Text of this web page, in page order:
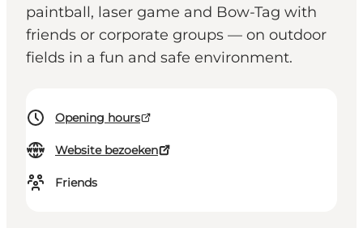
paintball, laser game and Bow-Tag with
friends or corporate groups — on outdoor
fields in a fun and safe environment.
Opening hours
Website bezoeken
Friends